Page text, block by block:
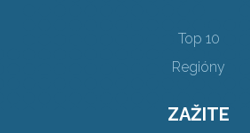
Top 10
Regióny
ZAŽITE